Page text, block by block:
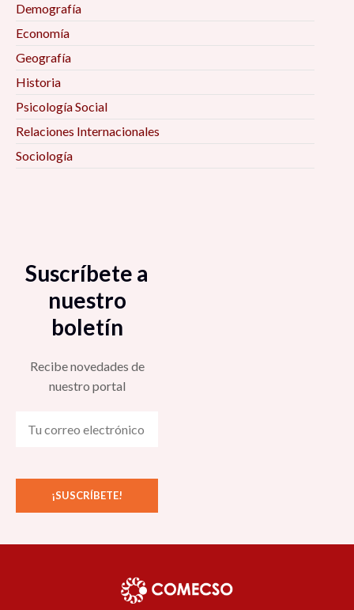
Demografía
Economía
Geografía
Historia
Psicología Social
Relaciones Internacionales
Sociología
Suscríbete a
nuestro
boletín
Recibe novedades de
nuestro portal